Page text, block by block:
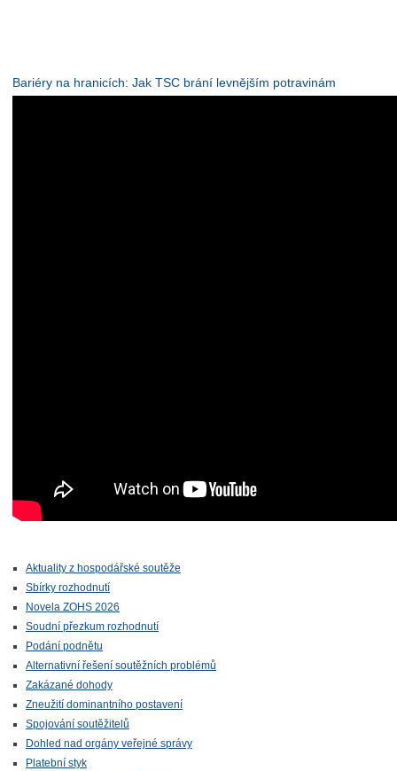
Bariéry na hranicích: Jak TSC brání levnějším potravinám
Aktuality z hospodářské soutěže
Sbírky rozhodnutí
Novela ZOHS 2026
Soudní přezkum rozhodnutí
Podání podnětu
Alternativní řešení soutěžních problémů
Zakázané dohody
Zneužití dominantního postavení
Spojování soutěžitelů
Dohled nad orgány veřejné správy
Platební styk